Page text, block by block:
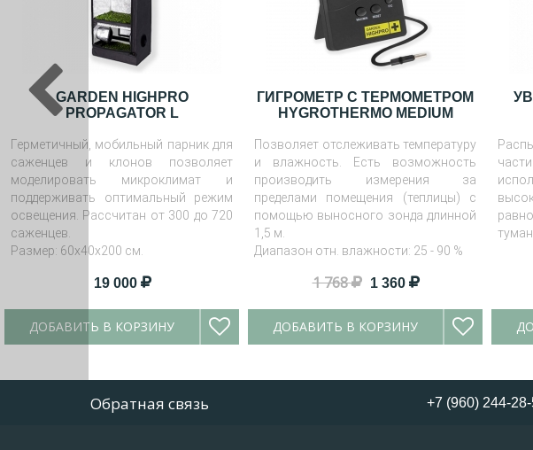
GARDEN HIGHPRO
PROPAGATOR L
Герметичный, мобильный парник для
саженцев и клонов позволяет
моделировать микроклимат и
поддерживать оптимальный режим
освещения. Рассчитан от 300 до 720
саженцев.
Размер: 60х40х200 см.
19 000
ДОБАВИТЬ В КОРЗИНУ
ГИГРОМЕТР С ТЕРМОМЕТРОМ
HYGROTHERMO MEDIUM
Позволяет отслеживать температуру
и влажность. Есть возможность
производить измерения за
пределами помещения (теплицы) с
помощью выносного зонда длинной
1,5 м.
Диапазон отн. влажности: 25 - 90 %
1 768 1 360
ДОБАВИТЬ В КОРЗИНУ
Обратная связь +7 (960) 244-